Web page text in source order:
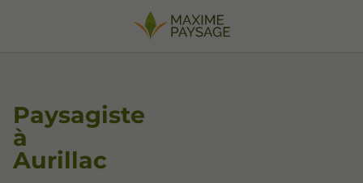
Paysagiste
à
Aurillac